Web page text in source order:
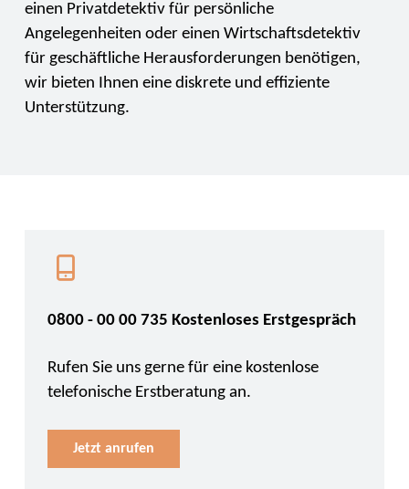
einen Privatdetektiv für persönliche
Angelegenheiten oder einen Wirtschaftsdetektiv
für geschäftliche Herausforderungen benötigen,
wir bieten Ihnen eine diskrete und effiziente
Unterstützung.
0800 - 00 00 735 Kostenloses Erstgespräch
Rufen Sie uns gerne für eine kostenlose
telefonische Erstberatung an.
Jetzt anrufen